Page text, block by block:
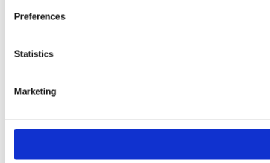
Preferences
Statistics
Marketing